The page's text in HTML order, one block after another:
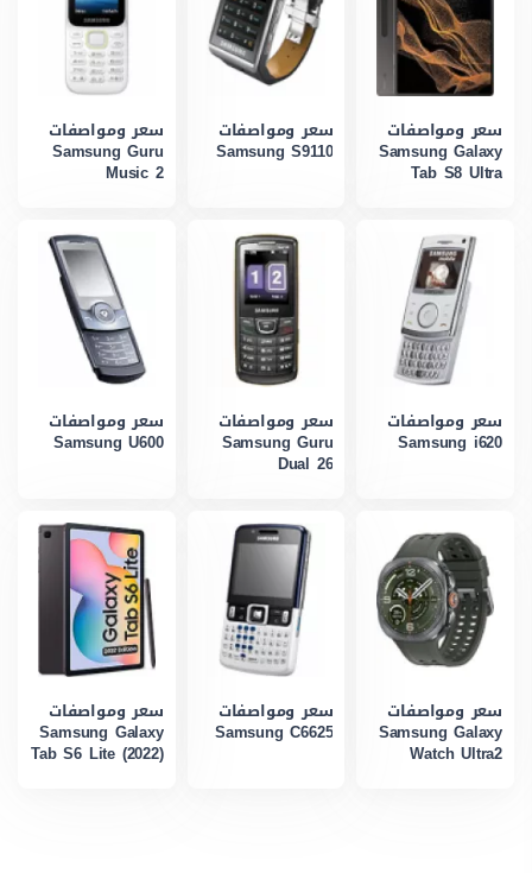
سعر ومواصفات
Samsung Galaxy
Tab S8 Ultra
سعر ومواصفات
Samsung S9110
سعر ومواصفات
Samsung Guru
Music 2
سعر ومواصفات
Samsung i620
سعر ومواصفات
Samsung Guru
Dual 26
سعر ومواصفات
Samsung U600
سعر ومواصفات
Samsung Galaxy
Watch Ultra2
سعر ومواصفات
Samsung C6625
سعر ومواصفات
Samsung Galaxy
Tab S6 Lite (2022)